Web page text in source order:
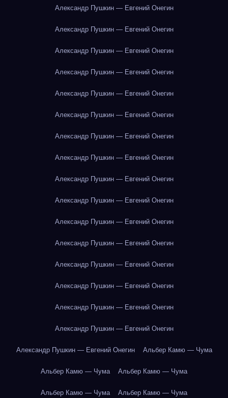
Александр Пушкин — Евгений Онегин
Александр Пушкин — Евгений Онегин
Александр Пушкин — Евгений Онегин
Александр Пушкин — Евгений Онегин
Александр Пушкин — Евгений Онегин
Александр Пушкин — Евгений Онегин
Александр Пушкин — Евгений Онегин
Александр Пушкин — Евгений Онегин
Александр Пушкин — Евгений Онегин
Александр Пушкин — Евгений Онегин
Александр Пушкин — Евгений Онегин
Александр Пушкин — Евгений Онегин
Александр Пушкин — Евгений Онегин
Александр Пушкин — Евгений Онегин
Александр Пушкин — Евгений Онегин
Александр Пушкин — Евгений Онегин
Александр Пушкин — Евгений Онегин Альбер Камю — Чума
Альбер Камю — Чума Альбер Камю — Чума
Альбер Камю — Чума Альбер Камю — Чума